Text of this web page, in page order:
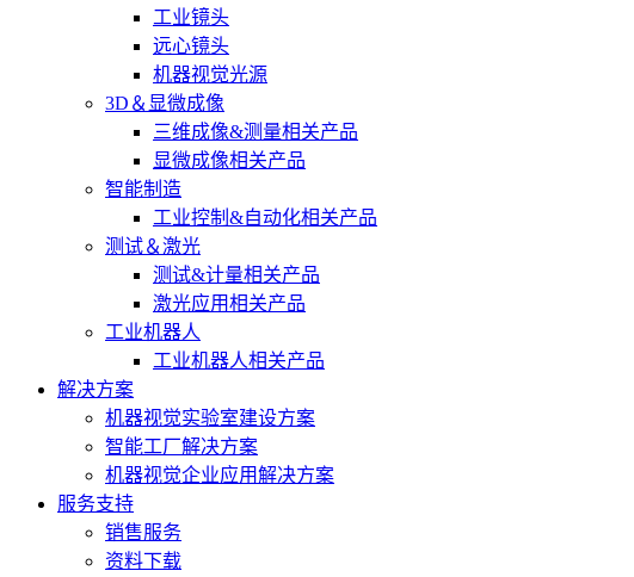
工业镜头
远心镜头
机器视觉光源
3D＆显微成像
三维成像&测量相关产品
显微成像相关产品
智能制造
工业控制&自动化相关产品
测试＆激光
测试&计量相关产品
激光应用相关产品
工业机器人
工业机器人相关产品
解决方案
机器视觉实验室建设方案
智能工厂解决方案
机器视觉企业应用解决方案
服务支持
销售服务
资料下载